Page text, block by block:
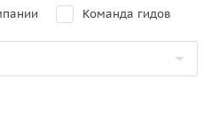
Команда гидов